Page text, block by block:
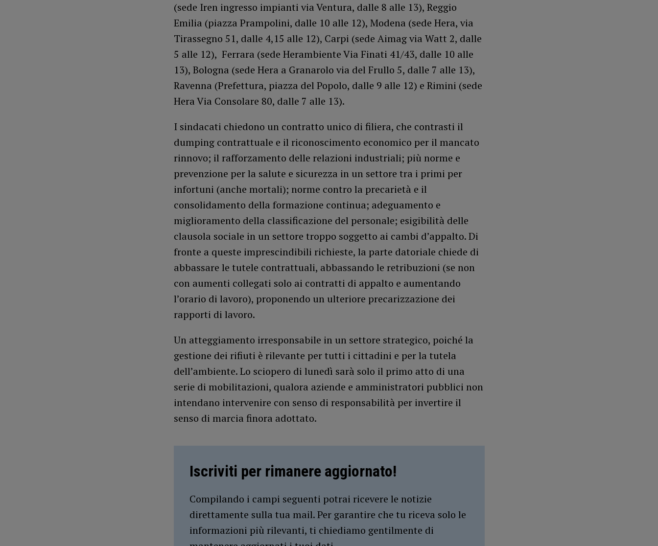
(sede Iren ingresso impianti via Ventura, dalle 8 alle 13), Reggio
Emilia (piazza Prampolini, dalle 10 alle 12), Modena (sede Hera, via
Tirassegno 51, dalle 4,15 alle 12), Carpi (sede Aimag via Watt 2, dalle
5 alle 12), Ferrara (sede Herambiente Via Finati 41/43, dalle 10 alle
13), Bologna (sede Hera a Granarolo via del Frullo 5, dalle 7 alle 13),
Ravenna (Prefettura, piazza del Popolo, dalle 9 alle 12) e Rimini (sede
Hera Via Consolare 80, dalle 7 alle 13).
I sindacati chiedono un contratto unico di filiera, che contrasti il
dumping contrattuale e il riconoscimento economico per il mancato
rinnovo; il rafforzamento delle relazioni industriali; più norme e
prevenzione per la salute e sicurezza in un settore tra i primi per
infortuni (anche mortali); norme contro la precarietà e il
consolidamento della formazione continua; adeguamento e
miglioramento della classificazione del personale; esigibilità delle
clausola sociale in un settore troppo soggetto ai cambi d’appalto. Di
fronte a queste imprescindibili richieste, la parte datoriale chiede di
abbassare le tutele contrattuali, abbassando le retribuzioni (se non
con aumenti collegati solo ai contratti di appalto e aumentando
l’orario di lavoro), proponendo un ulteriore precarizzazione dei
rapporti di lavoro.
Un atteggiamento irresponsabile in un settore strategico, poiché la
gestione dei rifiuti è rilevante per tutti i cittadini e per la tutela
dell’ambiente. Lo sciopero di lunedì sarà solo il primo atto di una
serie di mobilitazioni, qualora aziende e amministratori pubblici non
intendano intervenire con senso di responsabilità per invertire il
senso di marcia finora adottato.
Iscriviti per rimanere aggiornato!
Compilando i campi seguenti potrai ricevere le notizie
direttamente sulla tua mail. Per garantire che tu riceva solo le
informazioni più rilevanti, ti chiediamo gentilmente di